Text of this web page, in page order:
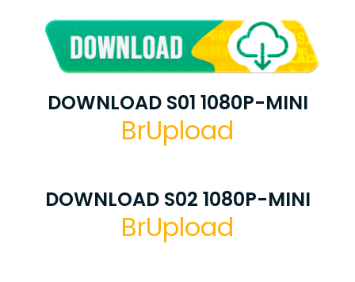
DOWNLOAD S01 1080P-MINI
BrUpload
DOWNLOAD S02 1080P-MINI
BrUpload